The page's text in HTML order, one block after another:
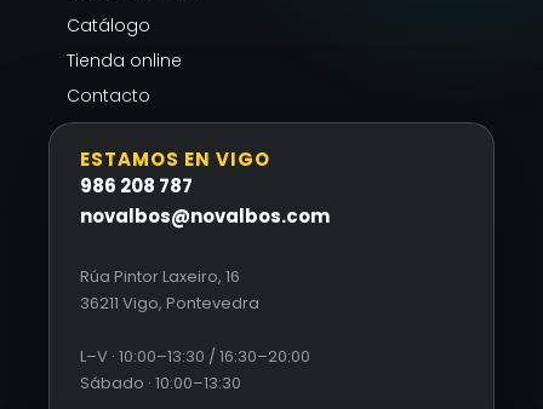
Catálogo
Tienda online
Contacto
ESTAMOS EN VIGO
986 208 787
novalbos@novalbos.com
Rúa Pintor Laxeiro, 16
36211 Vigo, Pontevedra
L–V · 10:00–13:30 / 16:30–20:00
Sábado · 10:00–13:30